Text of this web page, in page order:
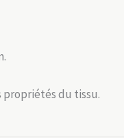
propriétés du tissu.